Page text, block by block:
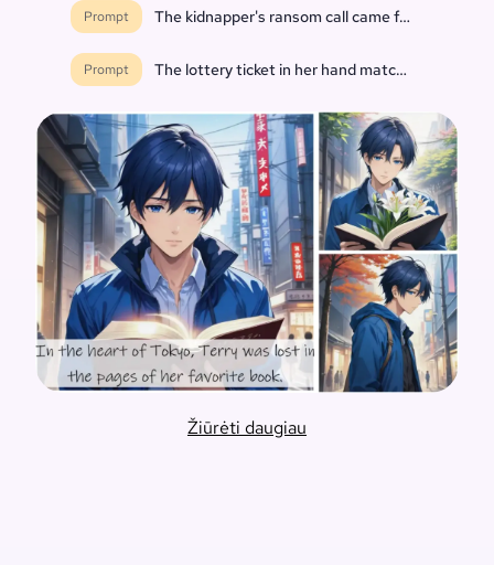
Prompt The kidnapper's ransom call came from inside
Prompt The lottery ticket in her hand matched every
Žiūrėti daugiau